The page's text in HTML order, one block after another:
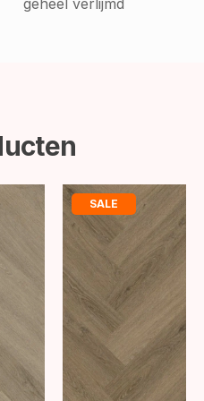
geheel verlijmd
SALE